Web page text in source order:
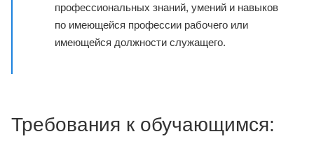
профессиональных знаний, умений и навыков
по имеющейся профессии рабочего или
имеющейся должности служащего.
Требования к обучающимся: